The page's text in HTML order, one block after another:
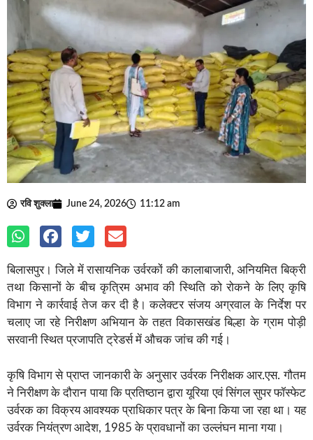
रवि शुक्ला June 24, 2026 11:12 am
बिलासपुर। जिले में रासायनिक उर्वरकों की कालाबाजारी, अनियमित बिक्री
तथा किसानों के बीच कृत्रिम अभाव की स्थिति को रोकने के लिए कृषि
विभाग ने कार्रवाई तेज कर दी है। कलेक्टर संजय अग्रवाल के निर्देश पर
चलाए जा रहे निरीक्षण अभियान के तहत विकासखंड बिल्हा के ग्राम पोड़ी
सरवानी स्थित प्रजापति ट्रेडर्स में औचक जांच की गई।
कृषि विभाग से प्राप्त जानकारी के अनुसार उर्वरक निरीक्षक आर.एस. गौतम
ने निरीक्षण के दौरान पाया कि प्रतिष्ठान द्वारा यूरिया एवं सिंगल सुपर फॉस्फेट
उर्वरक का विक्रय आवश्यक प्राधिकार पत्र के बिना किया जा रहा था। यह
उर्वरक नियंत्रण आदेश, 1985 के प्रावधानों का उल्लंघन माना गया।